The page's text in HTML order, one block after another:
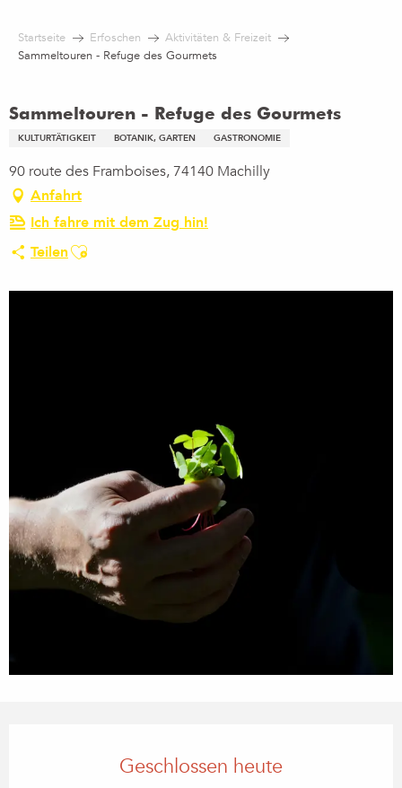
contenu
Startseite Erfoschen
Aktivitäten & Freizeit
Sammeltouren - Refuge des Gourmets
Sammeltouren - Refuge des Gourmets
KULTURTÄTIGKEIT BOTANIK, GARTEN GASTRONOMIE
90 route des Framboises, 74140 Machilly
Anfahrt
Ich fahre mit dem Zug hin!
TeilenAjouter aux favoris
Geschlossen heute